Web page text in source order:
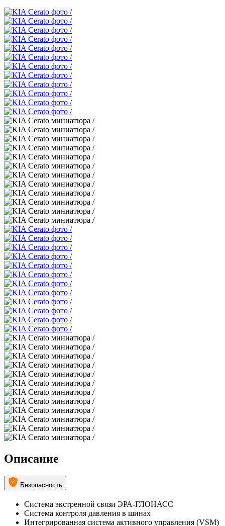
Описание
Безопасность
Система экстренной связи ЭРА-ГЛОНАСС
Система контроля давления в шинах
Интегрированная система активного управления (VSM)